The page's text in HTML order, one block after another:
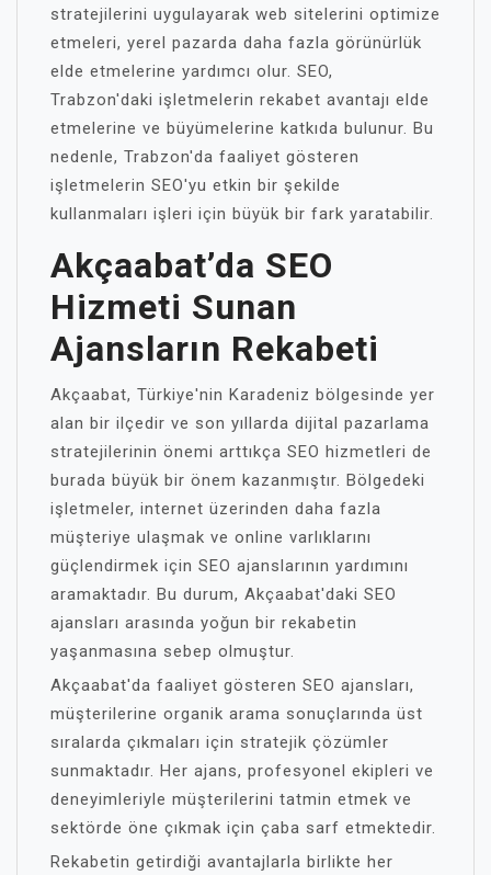
stratejilerini uygulayarak web sitelerini optimize
etmeleri, yerel pazarda daha fazla görünürlük
elde etmelerine yardımcı olur. SEO,
Trabzon'daki işletmelerin rekabet avantajı elde
etmelerine ve büyümelerine katkıda bulunur. Bu
nedenle, Trabzon'da faaliyet gösteren
işletmelerin SEO'yu etkin bir şekilde
kullanmaları işleri için büyük bir fark yaratabilir.
Akçaabat’da SEO
Hizmeti Sunan
Ajansların Rekabeti
Akçaabat, Türkiye'nin Karadeniz bölgesinde yer
alan bir ilçedir ve son yıllarda dijital pazarlama
stratejilerinin önemi arttıkça SEO hizmetleri de
burada büyük bir önem kazanmıştır. Bölgedeki
işletmeler, internet üzerinden daha fazla
müşteriye ulaşmak ve online varlıklarını
güçlendirmek için SEO ajanslarının yardımını
aramaktadır. Bu durum, Akçaabat'daki SEO
ajansları arasında yoğun bir rekabetin
yaşanmasına sebep olmuştur.
Akçaabat'da faaliyet gösteren SEO ajansları,
müşterilerine organik arama sonuçlarında üst
sıralarda çıkmaları için stratejik çözümler
sunmaktadır. Her ajans, profesyonel ekipleri ve
deneyimleriyle müşterilerini tatmin etmek ve
sektörde öne çıkmak için çaba sarf etmektedir.
Rekabetin getirdiği avantajlarla birlikte her